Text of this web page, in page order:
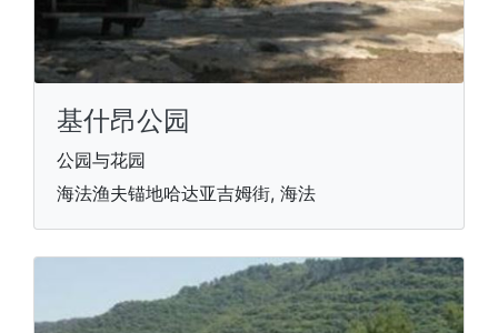
基什昂公园
公园与花园
海法渔夫锚地哈达亚吉姆街, 海法